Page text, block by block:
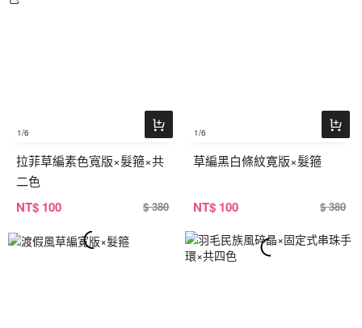
1/6
拉菲草編素色寬版×髮箍×共
二色
NT$ 100 $ 380
1/6
草編黑白條紋寛版×髮箍
NT$ 100 $ 380